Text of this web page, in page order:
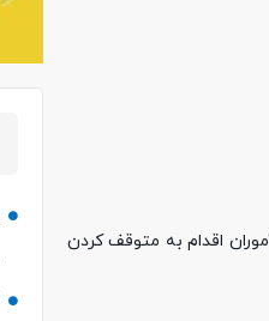
اقدام به متوقف کردن